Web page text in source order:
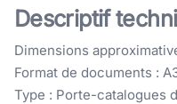
Descriptif
Dimensions
Format de documents :
Type : Porte-catalogues